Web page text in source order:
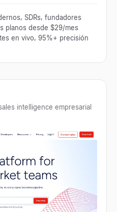
SDRs, fundadores
planos desde $29/mes
en vivo, 95%+ precisión
intelligence empresarial